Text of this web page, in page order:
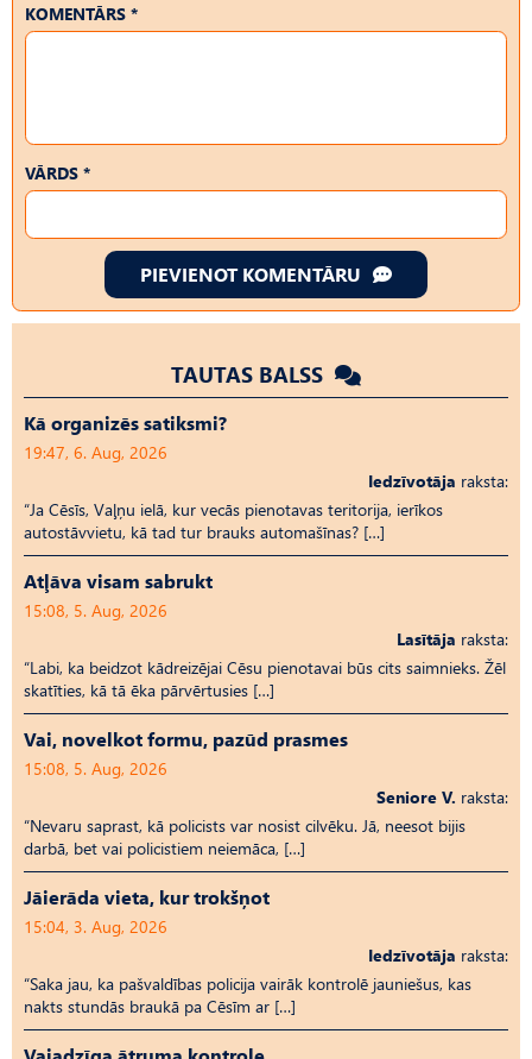
KOMENTĀRS *
VĀRDS *
PIEVIENOT KOMENTĀRU
TAUTAS BALSS
Kā organizēs satiksmi?
19:47, 6. Aug, 2026
Iedzīvotāja raksta:
“Ja Cēsīs, Vaļņu ielā, kur vecās pienotavas teritorija, ierīkos
autostāvvietu, kā tad tur brauks automašīnas? […]
Atļāva visam sabrukt
15:08, 5. Aug, 2026
Lasītāja raksta:
“Labi, ka beidzot kādreizējai Cēsu pienotavai būs cits saimnieks. Žēl
skatīties, kā tā ēka pārvērtusies […]
Vai, novelkot formu, pazūd prasmes
15:08, 5. Aug, 2026
Seniore V. raksta:
“Nevaru saprast, kā policists var nosist cilvēku. Jā, neesot bijis
darbā, bet vai policistiem neiemāca, […]
Jāierāda vieta, kur trokšņot
15:04, 3. Aug, 2026
Iedzīvotāja raksta:
“Saka jau, ka pašvaldības policija vairāk kontrolē jauniešus, kas
nakts stundās braukā pa Cēsīm ar […]